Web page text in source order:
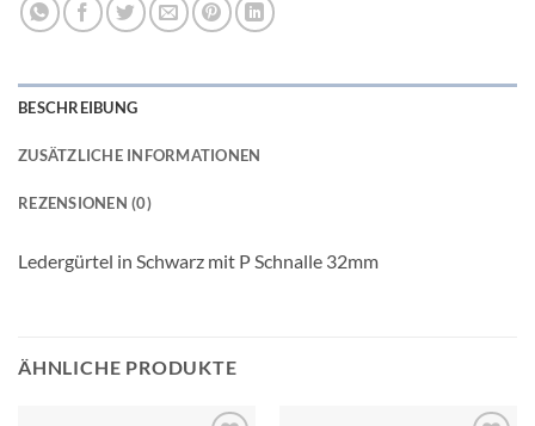
BESCHREIBUNG
ZUSÄTZLICHE INFORMATIONEN
REZENSIONEN (0)
Ledergürtel in Schwarz mit P Schnalle 32mm
ÄHNLICHE PRODUKTE